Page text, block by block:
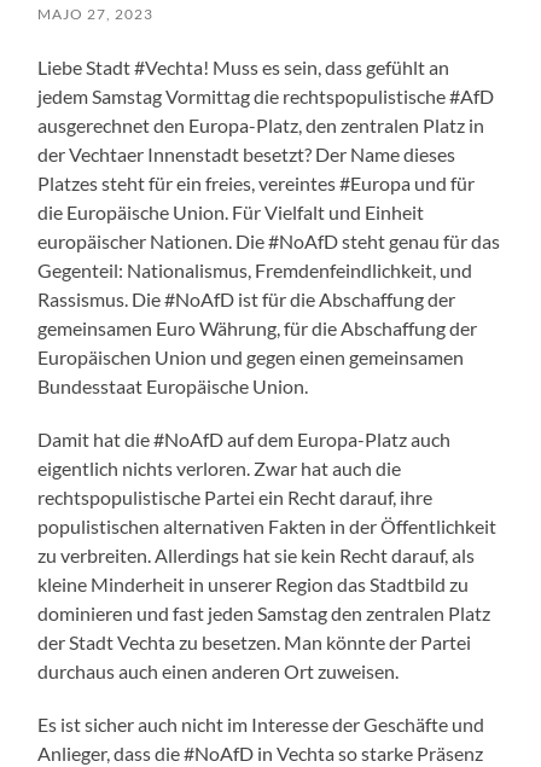
MAJO 27, 2023
Liebe Stadt #Vechta! Muss es sein, dass gefühlt an
jedem Samstag Vormittag die rechtspopulistische #AfD
ausgerechnet den Europa-Platz, den zentralen Platz in
der Vechtaer Innenstadt besetzt? Der Name dieses
Platzes steht für ein freies, vereintes #Europa und für
die Europäische Union. Für Vielfalt und Einheit
europäischer Nationen. Die #NoAfD steht genau für das
Gegenteil: Nationalismus, Fremdenfeindlichkeit, und
Rassismus. Die #NoAfD ist für die Abschaffung der
gemeinsamen Euro Währung, für die Abschaffung der
Europäischen Union und gegen einen gemeinsamen
Bundesstaat Europäische Union.
Damit hat die #NoAfD auf dem Europa-Platz auch
eigentlich nichts verloren. Zwar hat auch die
rechtspopulistische Partei ein Recht darauf, ihre
populistischen alternativen Fakten in der Öffentlichkeit
zu verbreiten. Allerdings hat sie kein Recht darauf, als
kleine Minderheit in unserer Region das Stadtbild zu
dominieren und fast jeden Samstag den zentralen Platz
der Stadt Vechta zu besetzen. Man könnte der Partei
durchaus auch einen anderen Ort zuweisen.
Es ist sicher auch nicht im Interesse der Geschäfte und
Anlieger, dass die #NoAfD in Vechta so starke Präsenz